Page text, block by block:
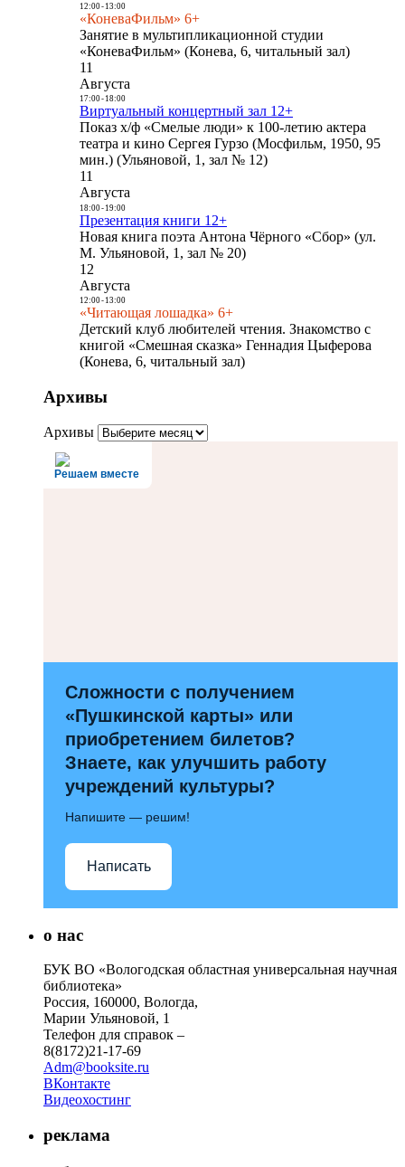
12:00- 13:00
«КоневаФильм» 6+
Занятие в мультипликационной студии
«КоневаФильм» (Конева, 6, читальный зал)
11
Августа
17:00- 18:00
Виртуальный концертный зал 12+
Показ х/ф «Смелые люди» к 100-летию актера
театра и кино Сергея Гурзо (Мосфильм, 1950, 95
мин.) (Ульяновой, 1, зал № 12)
11
Августа
18:00- 19:00
Презентация книги 12+
Новая книга поэта Антона Чёрного «Сбор» (ул.
М. Ульяновой, 1, зал № 20)
12
Августа
12:00- 13:00
«Читающая лошадка» 6+
Детский клуб любителей чтения. Знакомство с
книгой «Смешная сказка» Геннадия Цыферова
(Конева, 6, читальный зал)
Архивы
Архивы
Решаем вместе
Сложности с получением
«Пушкинской карты» или
приобретением билетов?
Знаете, как улучшить работу
учреждений культуры?
Напишите — решим!
Написать
о нас
БУК ВО «Вологодская областная универсальная научная
библиотека»
Россия, 160000, Вологда,
Марии Ульяновой, 1
Телефон для справок –
8(8172)21-17-69
Adm@booksite.ru
ВКонтакте
Видеохостинг
реклама